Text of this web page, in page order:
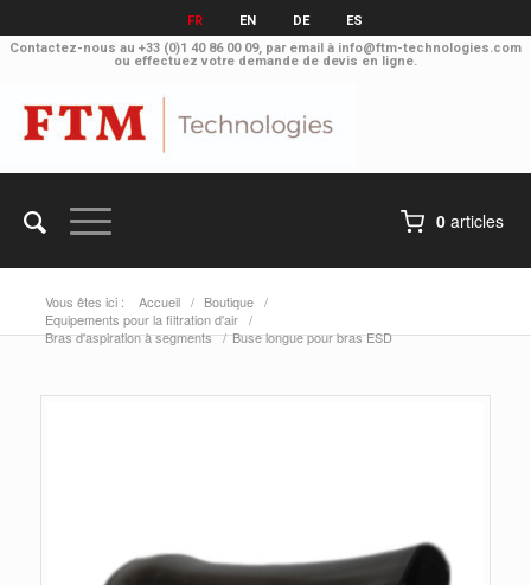
FR EN DE
ES
Contactez-nous au +33 (0)1 40 86 00 09, par email à info@ftm-technologies.com
ou effectuez votre demande de devis en ligne.
0 articles
Vous êtes ici : Accueil / Boutique /
Equipements pour la filtration d'air /
Bras d'aspiration à segments / Buse longue pour bras ESD